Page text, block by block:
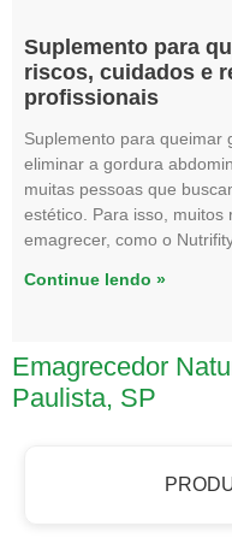
Suplemento para
riscos, cuidados e
profissionais
Suplemento para queimar
eliminar a gordura
muitas pessoas que
estético. Para isso,
emagrecer, como o
Continue lendo »
Emagrecedor
Paulista, SP